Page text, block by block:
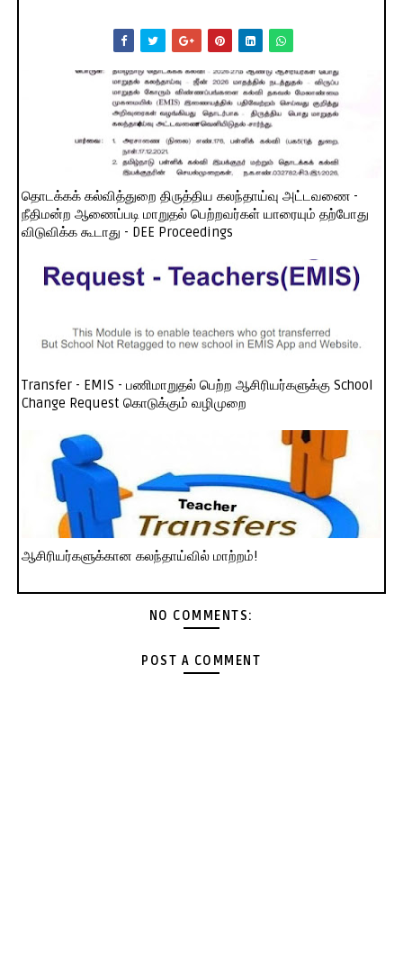
தொடக்கக் கல்வித்துறை திருத்திய கலந்தாய்வு அட்டவணை -
நீதிமன்ற ஆணைப்படி மாறுதல் பெற்றவர்கள் யாரையும் தற்போது
விடுவிக்க கூடாது - DEE Proceedings
Transfer - EMIS - பணிமாறுதல் பெற்ற ஆசிரியர்களுக்கு School
Change Request கொடுக்கும் வழிமுறை
ஆசிரியர்களுக்கான கலந்தாய்வில் மாற்றம்!
NO COMMENTS:
POST A COMMENT